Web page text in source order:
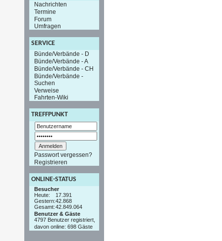
Nachrichten
Termine
Forum
Umfragen
SERVICE
Bünde/Verbände - D
Bünde/Verbände - A
Bünde/Verbände - CH
Bünde/Verbände -
Suchen
Verweise
Fahrten-Wiki
TREFFPUNKT
Passwort vergessen?
Registrieren
ONLINE-STATUS
Besucher
Heute:
17.391
Gestern:42.868
Gesamt:42.849.064
Benutzer & Gäste
4797 Benutzer registriert,
davon online: 698 Gäste